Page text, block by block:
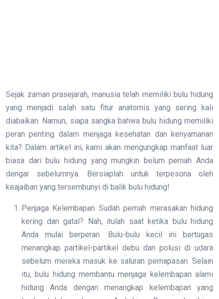
Sejak zaman prasejarah, manusia telah memiliki bulu hidung
yang menjadi salah satu fitur anatomis yang sering kali
diabaikan. Namun, siapa sangka bahwa bulu hidung memiliki
peran penting dalam menjaga kesehatan dan kenyamanan
kita? Dalam artikel ini, kami akan mengungkap manfaat luar
biasa dari bulu hidung yang mungkin belum pernah Anda
dengar sebelumnya. Bersiaplah untuk terpesona oleh
keajaiban yang tersembunyi di balik bulu hidung!
Penjaga Kelembapan Sudah pernah merasakan hidung
kering dan gatal? Nah, itulah saat ketika bulu hidung
Anda mulai berperan. Bulu-bulu kecil ini bertugas
menangkap partikel-partikel debu dan polusi di udara
sebelum mereka masuk ke saluran pernapasan. Selain
itu, bulu hidung membantu menjaga kelembapan alami
hidung Anda dengan menangkap kelembapan yang